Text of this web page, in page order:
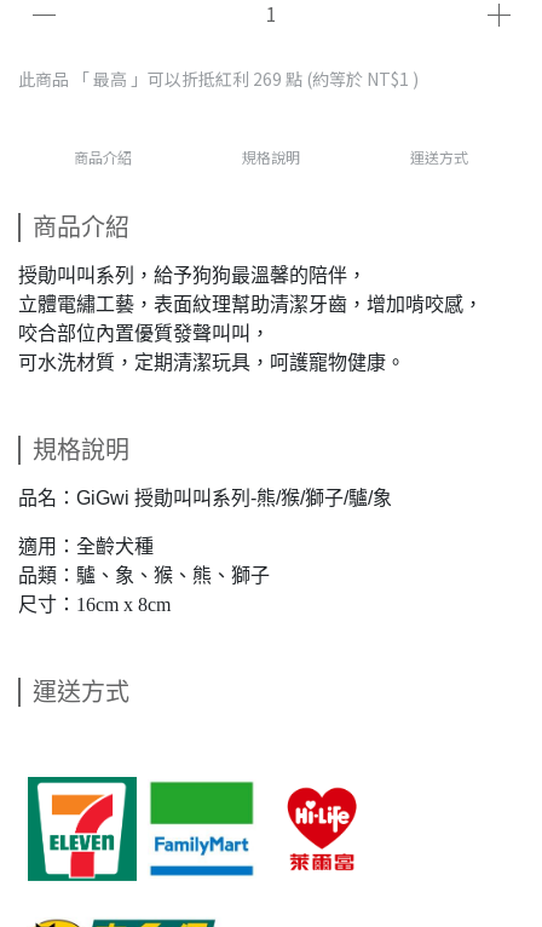
此商品 「 最高 」可以折抵紅利 269 點 (約等於 NT$1 )
商品介紹 規格說明 運送方式
商品介紹
授勛叫叫系列，給予狗狗最溫馨的陪伴，
立體電繡工藝，表面紋理幫助清潔牙齒，增加啃咬感，
咬合部位內置優質發聲叫叫，
可水洗材質，定期清潔玩具，呵護寵物健康。
規格說明
品名： GiGwi 授勛叫叫系列-熊/猴/獅子/驢/象
適用：全齡犬種
品類：驢、象、猴、熊、獅子
尺寸：16cm x 8cm
運送方式